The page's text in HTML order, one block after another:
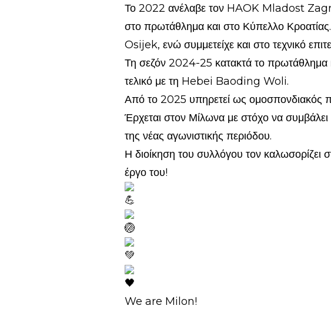
Το 2022 ανέλαβε τον HAOK Mladost
στο πρωτάθλημα και στο Κύπελλο
Osijek, ενώ συμμετείχε και στο τεχνικό
Τη σεζόν 2024-25 κατακτά το πρωτάθλημα
τελικό με τη Hebei Baoding Woli.
Από το 2025 υπηρετεί ως ομοσπονδιακός
Έρχεται στον Μίλωνα με στόχο να
της νέας αγωνιστικής περιόδου.
Η διοίκηση του συλλόγου τον καλωσορίζει
έργο του!
We are Milon!